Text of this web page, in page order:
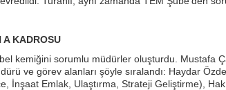
A KADROSU
kemiğini sorumlu müdürler oluşturdu. Mustafa
ve görev alanları şöyle sıralandı: Haydar
İnşaat Emlak, Ulaştırma, Strateji Geliştirme),